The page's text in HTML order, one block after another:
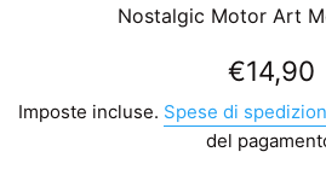
Nostalgic Motor Art
Prezzo
listino
€14,90
Imposte incluse. Spese di
del